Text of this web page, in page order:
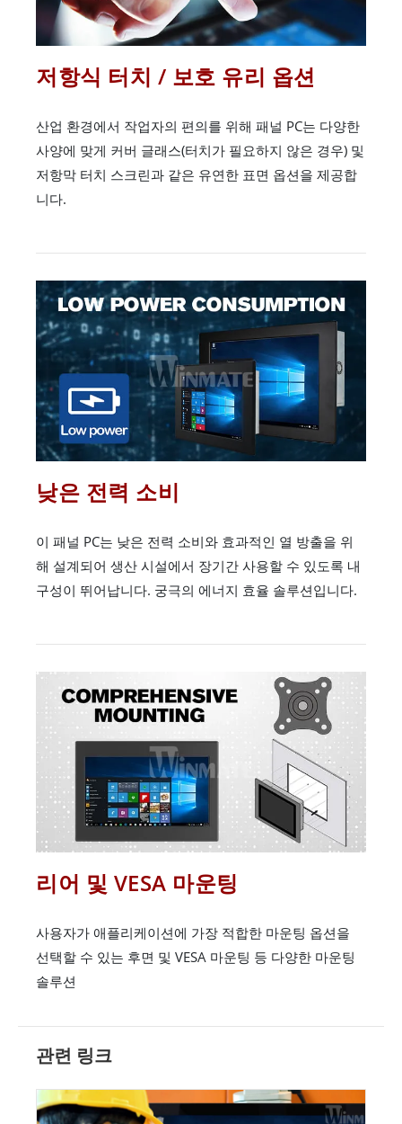
저항식 터치 / 보호 유리 옵션
산업 환경에서 작업자의 편의를 위해 패널 PC는 다양한
사양에 맞게 커버 글래스(터치가 필요하지 않은 경우) 및
저항막 터치 스크린과 같은 유연한 표면 옵션을 제공합
니다.
낮은 전력 소비
이 패널 PC는 낮은 전력 소비와 효과적인 열 방출을 위
해 설계되어 생산 시설에서 장기간 사용할 수 있도록 내
구성이 뛰어납니다. 궁극의 에너지 효율 솔루션입니다.
리어 및 VESA 마운팅
사용자가 애플리케이션에 가장 적합한 마운팅 옵션을
선택할 수 있는 후면 및 VESA 마운팅 등 다양한 마운팅
솔루션
관련 링크